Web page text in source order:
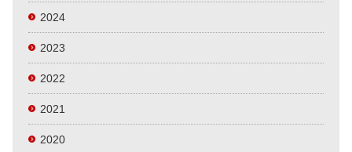
2024
2023
2022
2021
2020